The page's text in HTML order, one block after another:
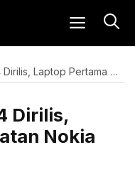
MENU
Nokia PureBook X14 Dirilis, Laptop Pertama Buatan Nokia
Dirilis,
Nokia